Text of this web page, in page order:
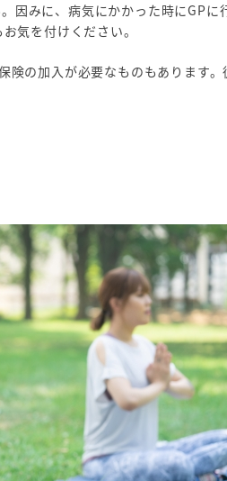
因みに、病気にかかった時にGP
気を付けください。
険の加入が必要なものもあります